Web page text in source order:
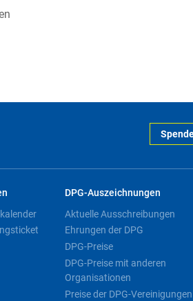
DPG-Auszeichnungen
Aktuelle Ausschreibungen
Ehrungen der DPG
DPG-Preise
DPG-Preise mit anderen
Organisationen
Preise der DPG-Vereinigungen